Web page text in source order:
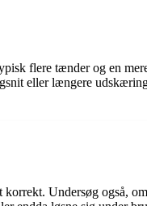
flere tænder og en
eller længere
Undersøg også,